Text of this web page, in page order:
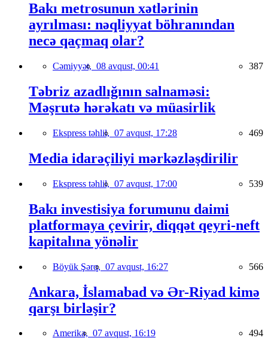
Bakı metrosunun xətlərinin
ayrılması: nəqliyyat böhranından
necə qaçmaq olar?
Cəmiyyət, 08 avqust, 00:41 387
Təbriz azadlığının salnaməsi:
Məşrutə hərəkatı və müasirlik
Ekspress təhlil, 07 avqust, 17:28 469
Media idarəçiliyi mərkəzləşdirilir
Ekspress təhlil, 07 avqust, 17:00 539
Bakı investisiya forumunu daimi
platformaya çevirir, diqqət qeyri-neft
kapitalına yönəlir
Böyük Şərq, 07 avqust, 16:27 566
Ankara, İslamabad və Ər-Riyad kimə
qarşı birləşir?
Amerika, 07 avqust, 16:19 494